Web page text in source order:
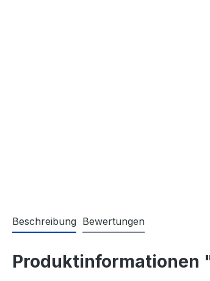
Beschreibung Bewertungen
Produktinformationen